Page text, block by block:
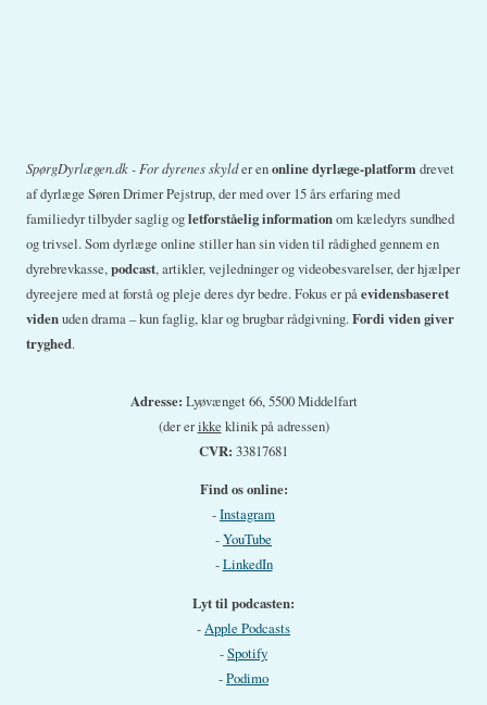
SpørgDyrlægen.dk - For dyrenes skylder enonline dyrlæge-platformdrevet
af dyrlæge Søren Drimer Pejstrup, der med over 15 års erfaring med
familiedyr tilbyder saglig ogletforståelig informationom kæledyrs sundhed
og trivsel. Som dyrlæge online stiller han sin viden til rådighed gennem en
dyrebrevkasse,podcast, artikler, vejledninger og videobesvarelser, der hjælper
dyreejere med at forstå og pleje deres dyr bedre. Fokus er påevidensbaseret
videnuden drama – kun faglig, klar og brugbar rådgivning.Fordi viden giver
tryghed.
Adresse: Lyøvænget 66, 5500 Middelfart
(der erikke klinik på adressen)
CVR: 33817681
Find os online:
-Instagram
-YouTube
-LinkedIn
Lyt til podcasten:
-Apple Podcasts
-Spotify
-Podimo